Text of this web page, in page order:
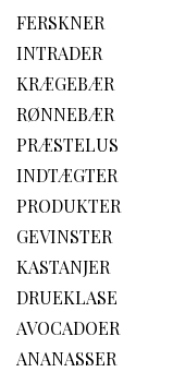
FERSKNER
INTRADER
KRÆGEBÆR
RØNNEBÆR
PRÆSTELUS
INDTÆGTER
PRODUKTER
GEVINSTER
KASTANJER
DRUEKLASE
AVOCADOER
ANANASSER